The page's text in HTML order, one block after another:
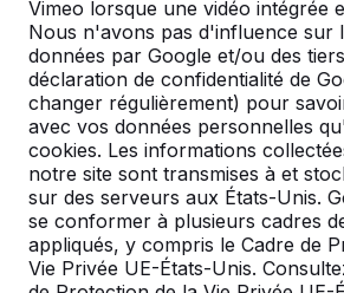
Vimeo lorsque une vidéo intégrée
Nous n'avons pas d'influence sur
données par Google et/ou des
déclaration de confidentialité de
changer régulièrement) pour
avec vos données personnelles
cookies. Les informations
notre site sont transmises à et
sur des serveurs aux États-Unis.
se conformer à plusieurs cadres
appliqués, y compris le Cadre de
Vie Privée UE-États-Unis.